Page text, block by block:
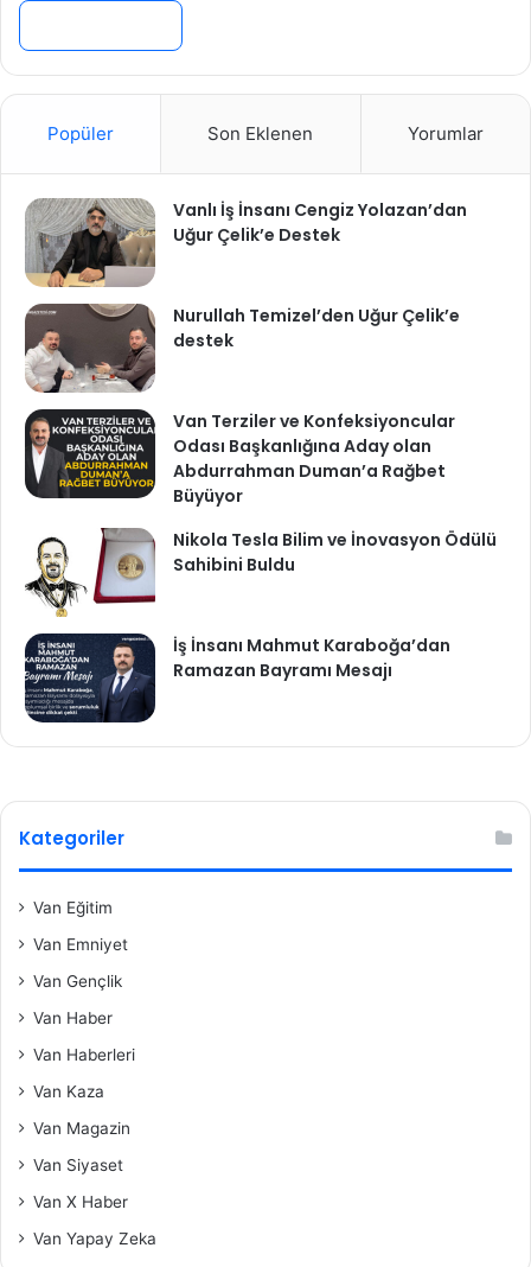
Popüler Son Eklenen Yorumlar
Vanlı İş İnsanı Cengiz Yolazan’dan
Uğur Çelik’e Destek
Nurullah Temizel’den Uğur Çelik’e
destek
Van Terziler ve Konfeksiyoncular
Odası Başkanlığına Aday olan
Abdurrahman Duman’a Rağbet
Büyüyor
Nikola Tesla Bilim ve İnovasyon Ödülü
Sahibini Buldu
İş İnsanı Mahmut Karaboğa’dan
Ramazan Bayramı Mesajı
Kategoriler
Van Eğitim
Van Emniyet
Van Gençlik
Van Haber
Van Haberleri
Van Kaza
Van Magazin
Van Siyaset
Van X Haber
Van Yapay Zeka